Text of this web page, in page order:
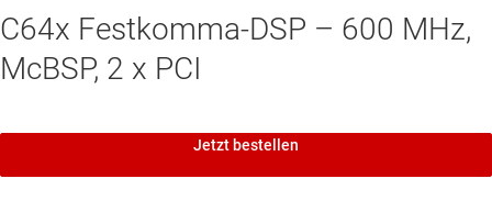
C64x Festkomma-DSP – 600 MHz,
McBSP, 2 x PCI
Jetzt bestellen